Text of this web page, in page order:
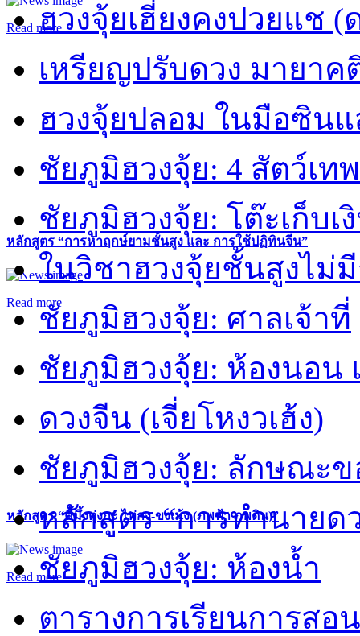
Read more
หลักสูตร “การหาฤกษ์ยามชั้นสูง และ การใช้ปฏิทินจีน”
Read more
หลักสูตร “คี้มึ้งตุ่งกะ ไท่กง-ขงเม้ง (ภพฟ้า ภพดิน)”
Read more
ฮวงจุ้ยเฮี่ยงคงปวยแช (
เหรียญปรับดวง มายา
ฮวงจุ้ยปลอม ในมือซิน
ชัยภูมิฮวงจุ้ย: 4 สัตว์เทพ
ชัยภูมิฮวงจุ้ย: โต๊ะเก็บเ
ในวิชาฮวงจุ้ยชั้นสูงไม่
ชัยภูมิฮวงจุ้ย: ศาลเจ้าที่
ชัยภูมิฮวงจุ้ย: ห้องนอน
ดวงจีน (เจี่ยโหงวเฮ้ง)
ชัยภูมิฮวงจุ้ย: ลักษณะ
หลักสูตร “การทำนายด
ชัยภูมิฮวงจุ้ย: ห้องน้ำ
ตารางการเรียนการส